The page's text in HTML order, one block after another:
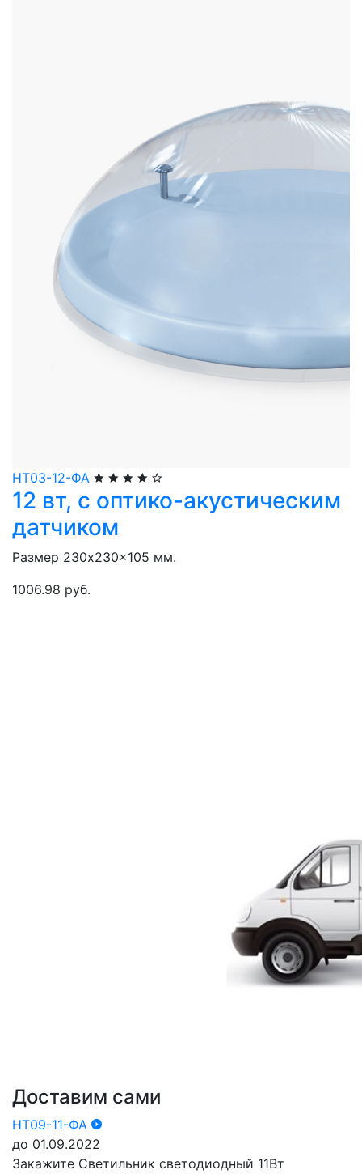
НТ03-12-ФА
12 вт, с оптико-акустическим
датчиком
Размер 230x230x105 мм.
1006.98 руб.
Доставим сами
НТ09-11-ФА
до 01.09.2022
Закажите Светильник светодиодный 11Вт